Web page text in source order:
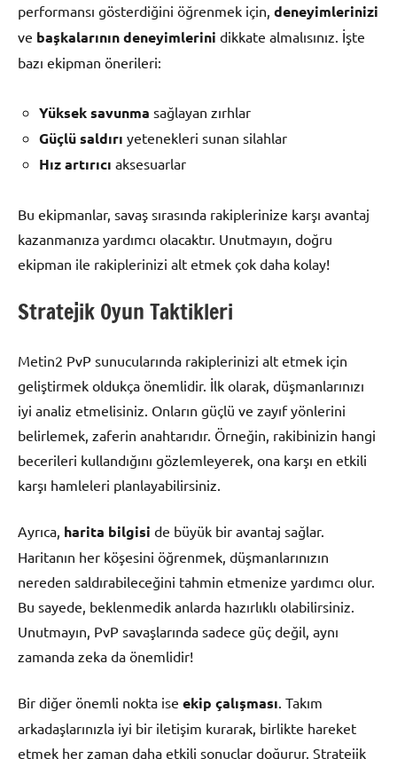
performansı gösterdiğini öğrenmek için, deneyimlerinizi
ve başkalarının deneyimlerini dikkate almalısınız. İşte
bazı ekipman önerileri:
Yüksek savunma sağlayan zırhlar
Güçlü saldırı yetenekleri sunan silahlar
Hız artırıcı aksesuarlar
Bu ekipmanlar, savaş sırasında rakiplerinize karşı avantaj
kazanmanıza yardımcı olacaktır. Unutmayın, doğru
ekipman ile rakiplerinizi alt etmek çok daha kolay!
Stratejik Oyun Taktikleri
Metin2 PvP sunucularında rakiplerinizi alt etmek için
geliştirmek oldukça önemlidir. İlk olarak, düşmanlarınızı
iyi analiz etmelisiniz. Onların güçlü ve zayıf yönlerini
belirlemek, zaferin anahtarıdır. Örneğin, rakibinizin hangi
becerileri kullandığını gözlemleyerek, ona karşı en etkili
karşı hamleleri planlayabilirsiniz.
Ayrıca, harita bilgisi de büyük bir avantaj sağlar.
Haritanın her köşesini öğrenmek, düşmanlarınızın
nereden saldırabileceğini tahmin etmenize yardımcı olur.
Bu sayede, beklenmedik anlarda hazırlıklı olabilirsiniz.
Unutmayın, PvP savaşlarında sadece güç değil, aynı
zamanda zeka da önemlidir!
Bir diğer önemli nokta ise ekip çalışması . Takım
arkadaşlarınızla iyi bir iletişim kurarak, birlikte hareket
etmek her zaman daha etkili sonuçlar doğurur. Stratejik